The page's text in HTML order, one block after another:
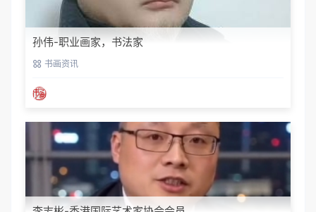
孙伟-职业画家，书法家
书画资讯